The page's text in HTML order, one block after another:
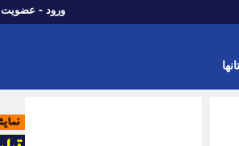
ورود - عضویت